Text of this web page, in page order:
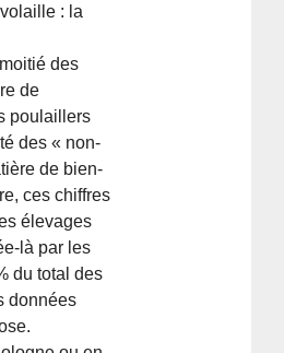
: la
des
de
poulaillers
des « non-
de bien-
ces chiffres
élevages
là par les
du total des
données